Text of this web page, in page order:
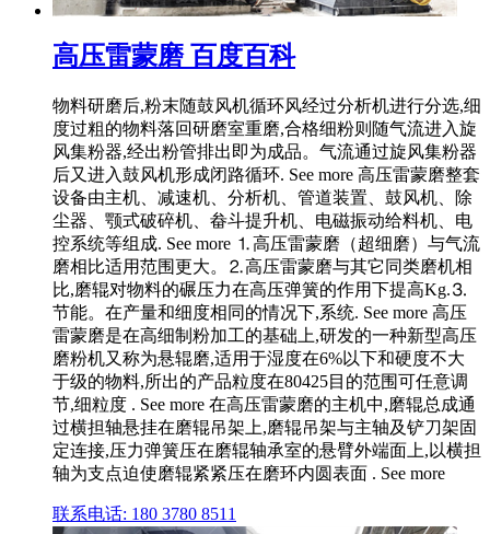
高压雷蒙磨 百度百科
物料研磨后,粉末随鼓风机循环风经过分析机进行分选,细
度过粗的物料落回研磨室重磨,合格细粉则随气流进入旋
风集粉器,经出粉管排出即为成品。气流通过旋风集粉器
后又进入鼓风机形成闭路循环. See more 高压雷蒙磨整套
设备由主机、减速机、分析机、管道装置、鼓风机、除
尘器、颚式破碎机、畚斗提升机、电磁振动给料机、电
控系统等组成. See more ⒈高压雷蒙磨（超细磨）与气流
磨相比适用范围更大。⒉高压雷蒙磨与其它同类磨机相
比,磨辊对物料的碾压力在高压弹簧的作用下提高Kg.⒊
节能。在产量和细度相同的情况下,系统. See more 高压
雷蒙磨是在高细制粉加工的基础上,研发的一种新型高压
磨粉机又称为悬辊磨,适用于湿度在6%以下和硬度不大
于级的物料,所出的产品粒度在80425目的范围可任意调
节,细粒度 . See more 在高压雷蒙磨的主机中,磨辊总成通
过横担轴悬挂在磨辊吊架上,磨辊吊架与主轴及铲刀架固
定连接,压力弹簧压在磨辊轴承室的悬臂外端面上,以横担
轴为支点迫使磨辊紧紧压在磨环内圆表面 . See more
联系电话: 180 3780 8511